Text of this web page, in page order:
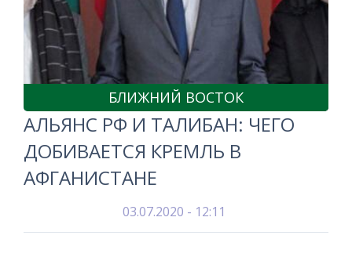
БЛИЖНИЙ ВОСТОК
АЛЬЯНС РФ И ТАЛИБАН: ЧЕГО
ДОБИВАЕТСЯ КРЕМЛЬ В
АФГАНИСТАНЕ
03.07.2020 - 12:11